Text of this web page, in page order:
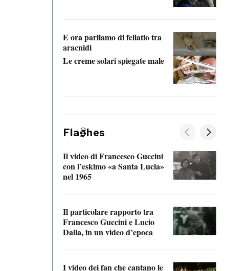
E ora parliamo di fellatio tra
aracnidi
Le creme solari spiegate male
Fla hes
Il video di Francesco Guccini
con l’eskimo «a Santa Lucia»
nel 1965
Il particolare rapporto tra
Francesco Guccini e Lucio
Dalla, in un video d’epoca
I video dei fan che cantano le